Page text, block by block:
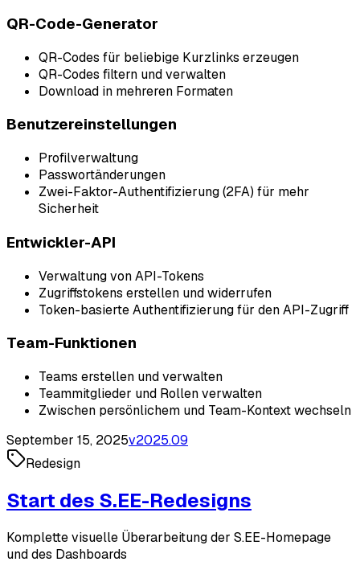
QR-Code-Generator
QR-Codes für beliebige Kurzlinks erzeugen
QR-Codes filtern und verwalten
Download in mehreren Formaten
Benutzereinstellungen
Profilverwaltung
Passwortänderungen
Zwei-Faktor-Authentifizierung (2FA) für mehr
Sicherheit
Entwickler-API
Verwaltung von API-Tokens
Zugriffstokens erstellen und widerrufen
Token-basierte Authentifizierung für den API-Zugriff
Team-Funktionen
Teams erstellen und verwalten
Teammitglieder und Rollen verwalten
Zwischen persönlichem und Team-Kontext wechseln
September 15, 2025v2025.09
Redesign
Start des S.EE-Redesigns
Komplette visuelle Überarbeitung der S.EE-Homepage
und des Dashboards